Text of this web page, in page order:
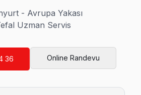
Mahalle Mahalle Tefal TV
mahallesi için Tefal TV fiyat
- Avrupa Yakası
Uzman Servis
36 Online Randevu